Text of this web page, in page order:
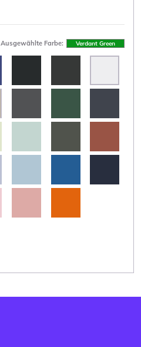
Ausgewählte Farbe: Verdant Green